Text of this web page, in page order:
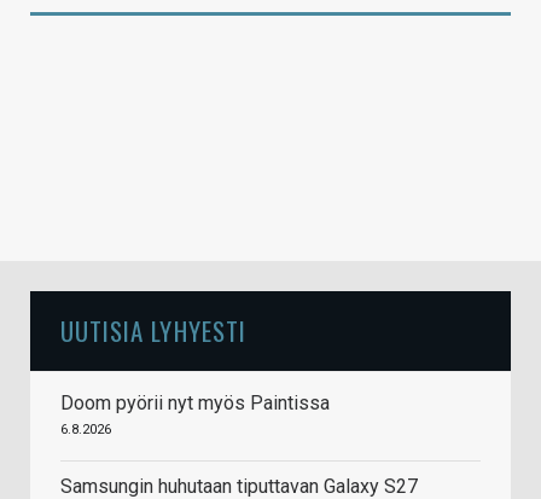
UUTISIA LYHYESTI
Doom pyörii nyt myös Paintissa
6.8.2026
Samsungin huhutaan tiputtavan Galaxy S27